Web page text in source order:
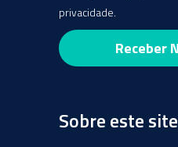
privacidade.
Sobre este site